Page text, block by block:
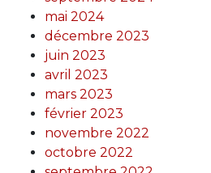
mai 2024
décembre 2023
juin 2023
avril 2023
mars 2023
février 2023
novembre 2022
octobre 2022